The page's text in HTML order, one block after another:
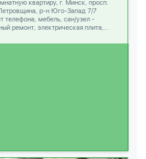
квартиру, г. Минск, просп.
р-н Юго-Запад 7/7
телефона, мебель, сан/узел -
ремонт, электрическая плита,...